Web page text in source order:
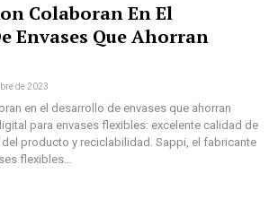
Colaboran En El
Envases Que Ahorran
de 2023
en el desarrollo de envases que ahorran
para envases flexibles: excelente calidad de
producto y reciclabilidad. Sappi, el fabricante
flexibles…